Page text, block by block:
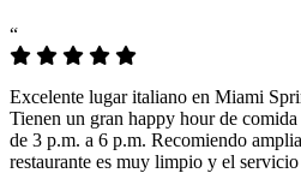
“
Excelente lugar italiano en Miami
Tienen un gran happy hour de
de 3 p.m. a 6 p.m. Recomiendo
restaurante es muy limpio y el servicio